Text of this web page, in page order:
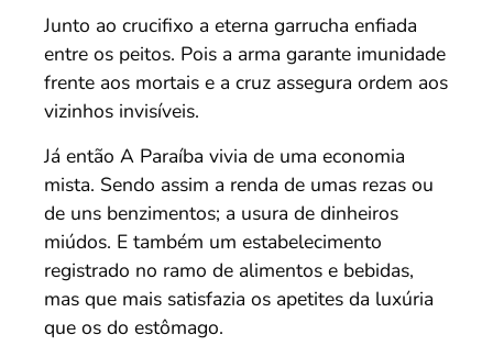
Junto ao crucifixo a eterna garrucha enfiada
entre os peitos. Pois a arma garante imunidade
frente aos mortais e a cruz assegura ordem aos
vizinhos invisíveis.
Já então A Paraíba vivia de uma economia
mista. Sendo assim a renda de umas rezas ou
de uns benzimentos; a usura de dinheiros
miúdos. E também um estabelecimento
registrado no ramo de alimentos e bebidas,
mas que mais satisfazia os apetites da luxúria
que os do estômago.